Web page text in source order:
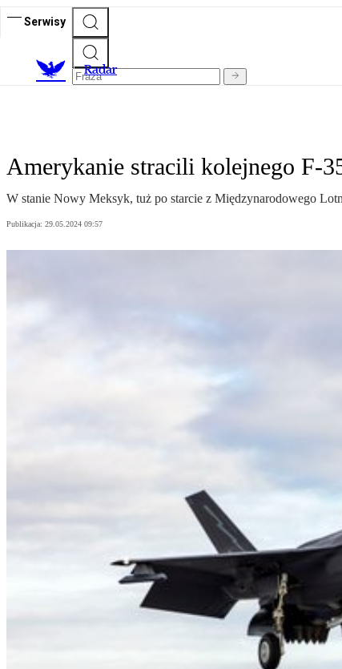
Serwisy
Radar
Amerykanie stracili kolejnego F-
W stanie Nowy Meksyk, tuż po starcie z Międzynarodowego
Publikacja: 29.05.2024 09:57